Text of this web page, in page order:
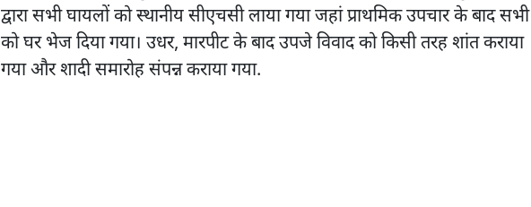
द्वारा सभी घायलों को स्थानीय सीएचसी लाया गया जहां प्राथमिक उपचार के बाद सभी
को घर भेज दिया गया। उधर, मारपीट के बाद उपजे विवाद को किसी तरह शांत कराया
गया और शादी समारोह संपन्न कराया गया.